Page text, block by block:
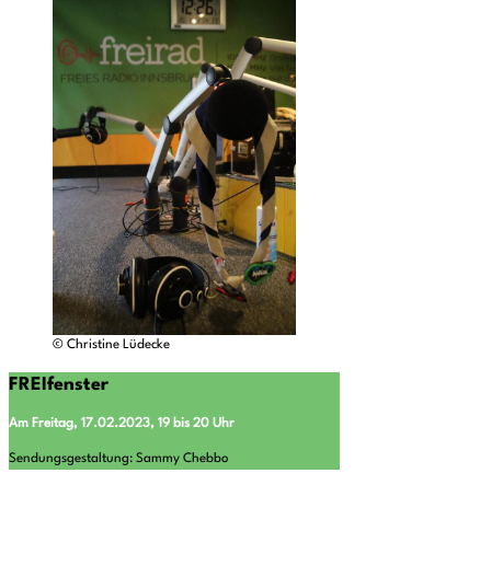
© Christine Lüdecke
FREIfenster
Am Freitag, 17.02.2023, 19 bis 20 Uhr
Sendungsgestaltung: Sammy Chebbo